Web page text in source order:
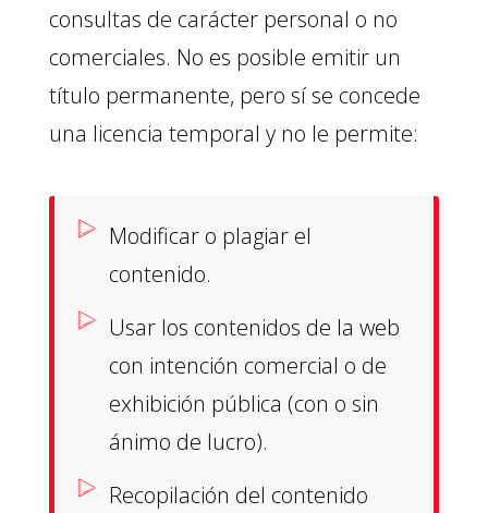
consultas de carácter personal o no
comerciales. No es posible emitir un
título permanente, pero sí se concede
una licencia temporal y no le permite:
Modificar o plagiar el
contenido.
Usar los contenidos de la web
con intención comercial o de
exhibición pública (con o sin
ánimo de lucro).
Recopilación del contenido